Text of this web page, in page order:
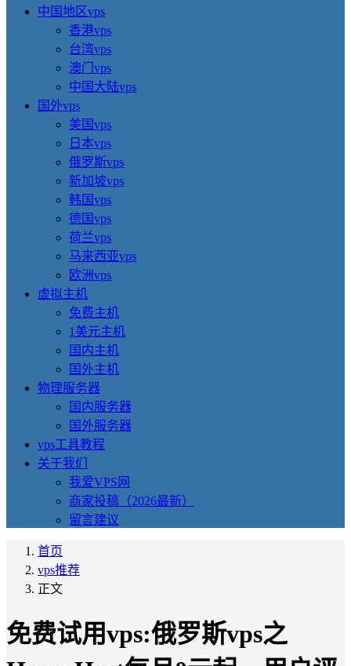
中国地区vps
香港vps
台湾vps
澳门vps
中国大陆vps
国外vps
美国vps
日本vps
俄罗斯vps
新加坡vps
韩国vps
德国vps
荷兰vps
马来西亚vps
欧洲vps
虚拟主机
免费主机
1美元主机
国内主机
国外主机
物理服务器
国内服务器
国外服务器
vps工具教程
关于我们
我爱VPS网
商家投稿（2026最新）
留言建议
首页
vps推荐
正文
免费试用vps:俄罗斯vps之